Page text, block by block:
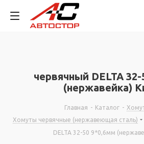
червячный DELTA
(нержавейка)
Главная - Каталог -
Хомуты червячные (нержавеющая сталь)
DELTA 32-50 9*0,6мм